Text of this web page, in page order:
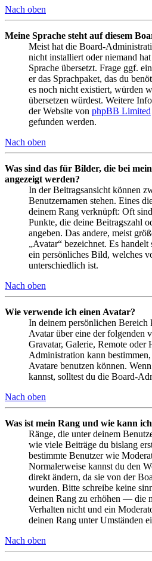
Nach oben
Meine Sprache steht auf diesem
Meist hat die Board-
nicht installiert oder niemand
Sprache übersetzt. Frage ggf.
er das Sprachpaket, das du
es noch nicht existiert, würden
übersetzen würdest. Weitere
der Website von phpBB Limited
gefunden werden.
Nach oben
Was sind das für Bilder, die bei
angezeigt werden?
In der Beitragsansicht können
Benutzernamen stehen. Eines
deinem Rang verknüpft: Oft
Punkte, die deine Beitragszahl
angeben. Das andere, meist
„Avatar“ bezeichnet. Es
ein persönliches Bild, welches
unterschiedlich ist.
Nach oben
Wie verwende ich einen Avatar?
In deinem persönlichen Bereich
Avatar über eine der folgenden
Gravatar, Galerie, Remote oder
Administration kann
Avatare benutzen können.
kannst, solltest du die Board-
Nach oben
Was ist mein Rang und wie kann
Ränge, die unter deinem
wie viele Beiträge du bislang
bestimmte Benutzer wie
Normalerweise kannst du den
direkt ändern, da sie von der
wurden. Bitte schreibe keine
deinen Rang zu erhöhen — die
Verhalten nicht und ein
deinen Rang unter Umständen
Nach oben